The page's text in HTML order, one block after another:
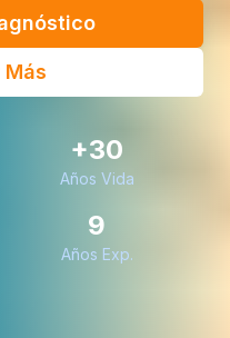
Más
+30
Años Vida
9
Años Exp.